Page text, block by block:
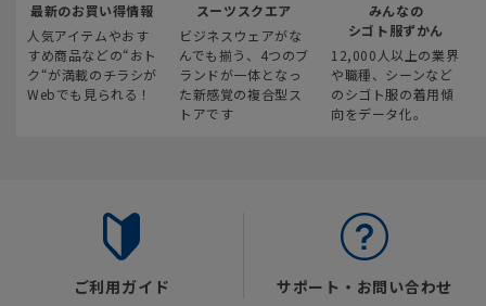
最新のお買い得情報
人気アイテムやおす
すめ商品などの“おト
ク“が満載のチラシが
Webでも見られる！
スーツスクエア
ビジネスウェアがな
んでも揃う、4つのブ
ランドが一体となっ
た新感覚の複合型ス
トアです
みんなの
シゴト服ずかん
12,000人以上の業界
や職種、シーンなど
のシゴト服の着用傾
向をデータ化。
ご利用ガイド サポート・お問い合わせ